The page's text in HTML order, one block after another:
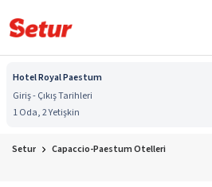
Hotel Royal Paestum
Giriş - Çıkış Tarihleri
1 Oda, 2 Yetişkin
Setur Capaccio-Paestum Otelleri